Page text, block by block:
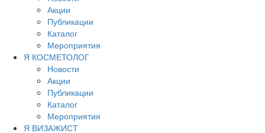
Акции
Публикации
Каталог
Мероприятия
Я КОСМЕТОЛОГ
Новости
Акции
Публикации
Каталог
Мероприятия
Я ВИЗАЖИСТ